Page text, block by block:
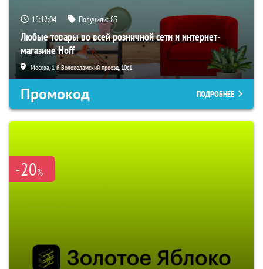
15:12:03 Получили:83
Любые товары во всей розничной сети и интернет-
магазине Hoff
Москва, 1-й Волоколамский проезд, 10с1
Промокод ПОДРОБНЕЕ
-20%